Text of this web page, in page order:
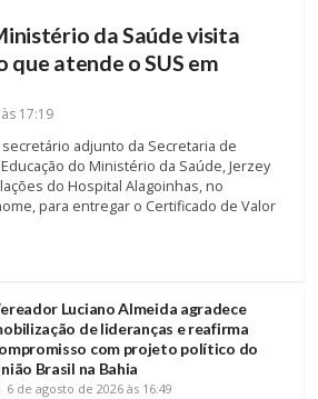
da Saúde visita
atende o SUS em
às 17:19
adjunto da Secretaria de
do Ministério da Saúde, Jerzey
do Hospital Alagoinhas, no
para entregar o Certificado de Valor
Luciano Almeida agradece
de lideranças e reafirma
com projeto político do
Brasil na Bahia
6 de agosto de 2026 às 16:49